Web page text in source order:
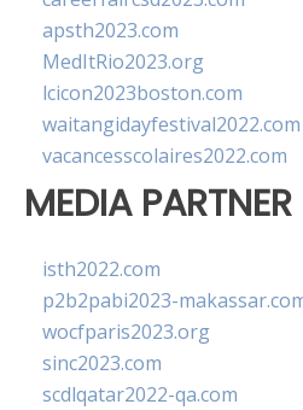
apsth2023.com
MedItRio2023.org
lcicon2023boston.com
waitangidayfestival2022.com
vacancesscolaires2022.com
MEDIA PARTNER
isth2022.com
p2b2pabi2023-
wocfparis2023.org
sinc2023.com
scdlqatar2022-qa.com